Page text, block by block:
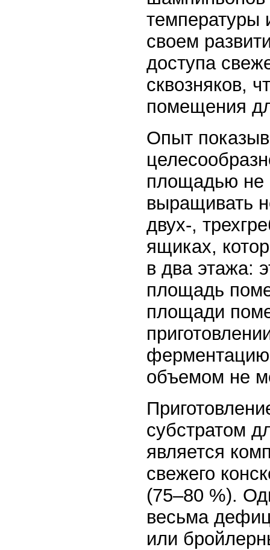
температуры
своем
доступа
сквозняков,
помещения
Опыт
площадью не
выращивать
двух-,
ящиках,
в два этажа:
площадь
площади
ферментацию
объемом не
субстратом
является
свежего
(75–80 %).
весьма
или